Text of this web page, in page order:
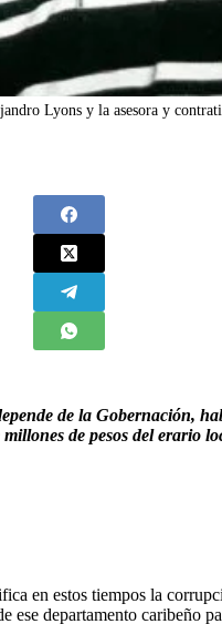
Lyons y la asesora y
de la Gobernación,
de pesos del erario
en estos tiempos la
departamento caribeño